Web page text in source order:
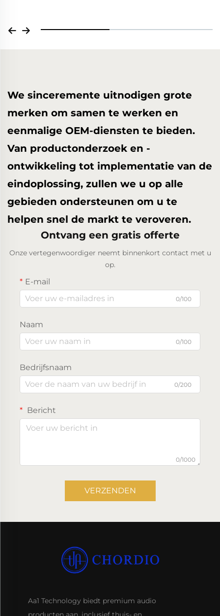
We sinceremente uitnodigen grote
merken om samen te werken en
eenmalige OEM-diensten te bieden.
Van productonderzoek en -
ontwikkeling tot implementatie van de
eindoplossing, zullen we u op alle
gebieden ondersteunen om u te
helpen snel de markt te veroveren.
Ontvang een gratis offerte
Onze vertegenwoordiger neemt binnenkort contact met u
op.
E-mail
0/100
Naam
0/100
Bedrijfsnaam
0/200
Bericht
0/1000
VERZENDEN
Aa1 Technology biedt premium audio